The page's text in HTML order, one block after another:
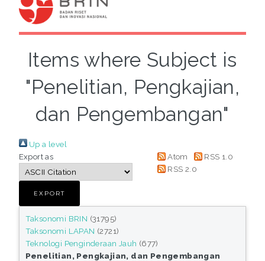
Items where Subject is
"Penelitian, Pengkajian,
dan Pengembangan"
Up a level
Export as
Atom
RSS 1.0
RSS 2.0
Taksonomi BRIN (31795)
Taksonomi LAPAN (2721)
Teknologi Penginderaan Jauh (677)
Penelitian, Pengkajian, dan Pengembangan